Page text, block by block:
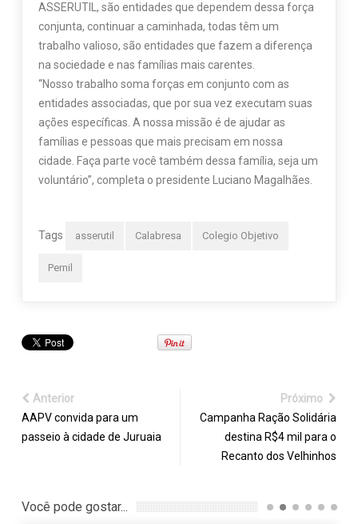
ASSERUTIL, são entidades que dependem dessa força
conjunta, continuar a caminhada, todas têm um
trabalho valioso, são entidades que fazem a diferença
na sociedade e nas famílias mais carentes.
“Nosso trabalho soma forças em conjunto com as
entidades associadas, que por sua vez executam suas
ações específicas. A nossa missão é de ajudar as
famílias e pessoas que mais precisam em nossa
cidade. Faça parte você também dessa família, seja um
voluntário”, completa o presidente Luciano Magalhães.
Tags asserutil Calabresa Colegio Objetivo
Pernil
Anterior
AAPV convida para um
passeio à cidade de Juruaia
Próximo
Campanha Ração Solidária
destina R$4 mil para o
Recanto dos Velhinhos
Você pode gostar...